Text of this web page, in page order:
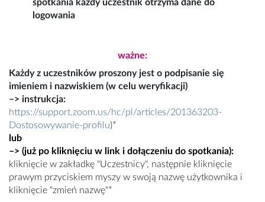
spotkania każdy uczestnik otrzyma dane do
logowania
ważne:
Każdy z uczestników proszony jest o podpisanie się
imieniem i nazwiskiem (w celu weryfikacji)
–> instrukcja:
https://support.zoom.us/hc/pl/articles/201363203-
Dostosowywanie-profilu)*
lub
–> (już po kliknięciu w link i dołączeniu do spotkania):
kliknięcie w zakładkę "Uczestnicy", następnie kliknięcie
prawym przyciskiem myszy w swoją nazwę użytkownika i
kliknięcie "zmień nazwę"*